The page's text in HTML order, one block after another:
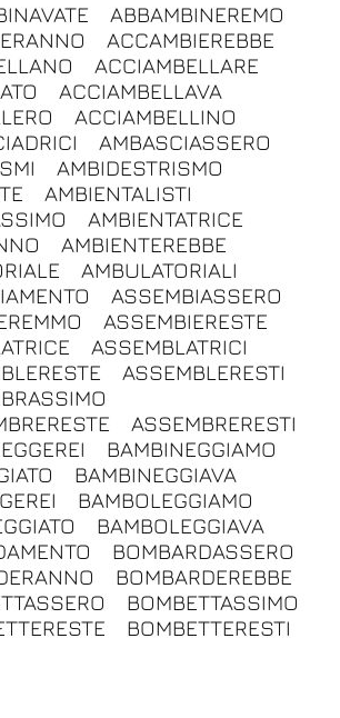
ABBAMBINEREMO
ACCAMBIEREBBE
ACCIAMBELLARE
ACCIAMBELLAVA
ACCIAMBELLINO
AMBASCIASSERO
AMBIDESTRISMO
AMBIENTALISTI
AMBIENTATRICE
AMBIENTEREBBE
AMBULATORIALI
ASSEMBIASSERO
ASSEMBIERESTE
ASSEMBLATRICI
ASSEMBLERESTI
ASSEMBRERESTI
BAMBINEGGIAMO
BAMBINEGGIAVA
BAMBOLEGGIAMO
BAMBOLEGGIAVA
BOMBARDASSERO
BOMBARDEREBBE
BOMBETTASSIMO
BOMBETTERESTI